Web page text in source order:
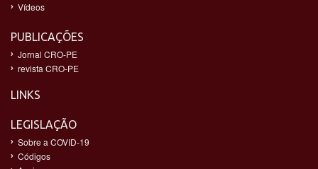
Vídeos
PUBLICAÇÕES
Jornal CRO-PE
revista CRO-PE
LINKS
LEGISLAÇÃO
Sobre a COVID-19
Códigos